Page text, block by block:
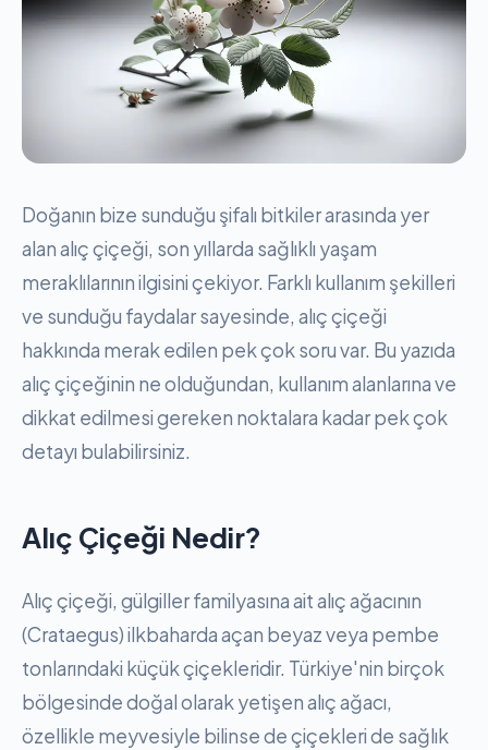
Doğanın bize sunduğu şifalı bitkiler arasında yer
alan alıç çiçeği, son yıllarda sağlıklı yaşam
meraklılarının ilgisini çekiyor. Farklı kullanım şekilleri
ve sunduğu faydalar sayesinde, alıç çiçeği
hakkında merak edilen pek çok soru var. Bu yazıda
alıç çiçeğinin ne olduğundan, kullanım alanlarına ve
dikkat edilmesi gereken noktalara kadar pek çok
detayı bulabilirsiniz.
Alıç Çiçeği Nedir?
Alıç çiçeği, gülgiller familyasına ait alıç ağacının
(Crataegus) ilkbaharda açan beyaz veya pembe
tonlarındaki küçük çiçekleridir. Türkiye'nin birçok
bölgesinde doğal olarak yetişen alıç ağacı,
özellikle meyvesiyle bilinse de çiçekleri de sağlık